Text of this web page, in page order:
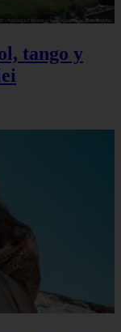
tango y